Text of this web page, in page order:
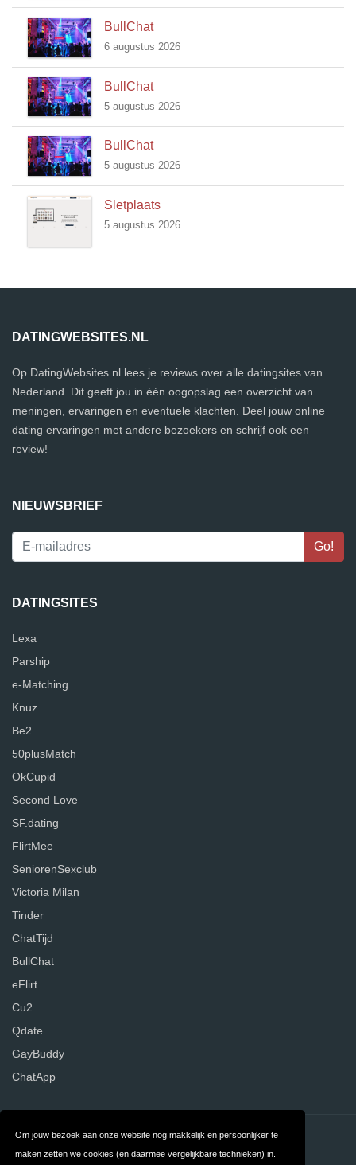
Om jouw bezoek aan onze website nog makkelijk en persoonlijker te
maken zetten we cookies (en daarmee vergelijkbare technieken) in.
BullChat
6 augustus 2026
BullChat
5 augustus 2026
BullChat
5 augustus 2026
Sletplaats
5 augustus 2026
DATINGWEBSITES.NL
Op DatingWebsites.nl lees je reviews over alle datingsites van
Nederland. Dit geeft jou in één oogopslag een overzicht van
meningen, ervaringen en eventuele klachten. Deel jouw online
dating ervaringen met andere bezoekers en schrijf ook een
review!
NIEUWSBRIEF
DATINGSITES
Lexa
Parship
e-Matching
Knuz
Be2
50plusMatch
OkCupid
Second Love
SF.dating
FlirtMee
SeniorenSexclub
Victoria Milan
Tinder
ChatTijd
BullChat
eFlirt
Cu2
Qdate
GayBuddy
ChatApp
Contact Over ons